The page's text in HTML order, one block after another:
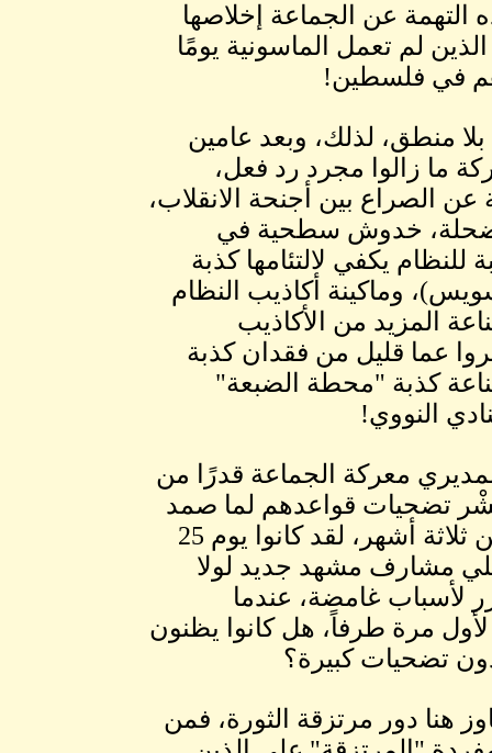
التهمة عن الجماعة إخلاصها
لم تعمل الماسونية يومًا
في فلسطين!
منطق، لذلك، وبعد عامين
ما زالوا مجرد رد فعل،
الصراع بين أجنحة الانقلاب،
خدوش سطحية في
للنظام يكفي لالتئامها كذبة
وماكينة أكاذيب النظام
المزيد من الأكاذيب
عما قليل من فقدان كذبة
كذبة "محطة الضبعة"
النووي!
معركة الجماعة قدرًا من
تضحيات قواعدهم لما صمد
الانقلاب أكثر من ثلاثة أشهر، لقد كانوا يوم 25
مشارف مشهد جديد لولا
لأسباب غامضة، عندما
لأول مرة طرفاً، هل كانوا يظنون
تضحيات كبيرة؟
هنا دور مرتزقة الثورة، فمن